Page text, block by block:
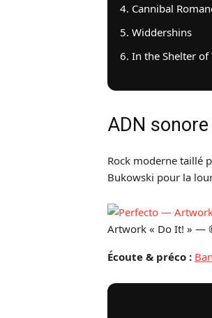
Cannibal
Widdershins
In the Shelter of
ADN sonore
Rock moderne taillé
Bukowski pour la
Artwork « Do It! » —
Écoute & préco :